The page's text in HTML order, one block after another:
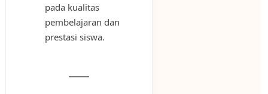
pada kualitas
pembelajaran dan
prestasi siswa.